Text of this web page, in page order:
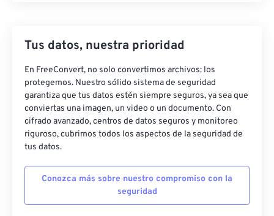
Tus datos, nuestra prioridad
En FreeConvert, no solo convertimos archivos: los
protegemos. Nuestro sólido sistema de seguridad
garantiza que tus datos estén siempre seguros, ya sea que
conviertas una imagen, un video o un documento. Con
cifrado avanzado, centros de datos seguros y monitoreo
riguroso, cubrimos todos los aspectos de la seguridad de
tus datos.
Conozca más sobre nuestro compromiso con la
seguridad